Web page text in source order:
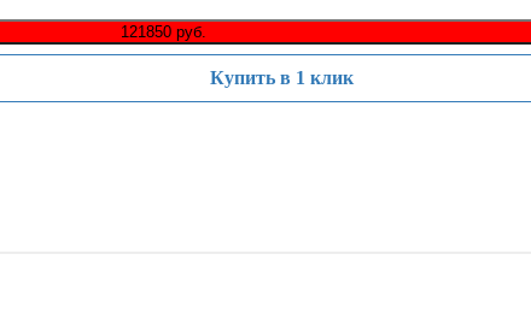
121850 руб.
Купить в 1 клик